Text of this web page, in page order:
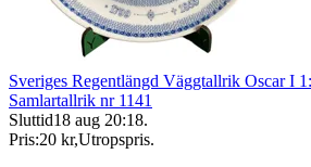
Sveriges Regentlängd Väggtallrik Oscar I
Samlartallrik nr 1141
Sluttid18 aug 20:18.
Pris:20 kr,Utropspris.